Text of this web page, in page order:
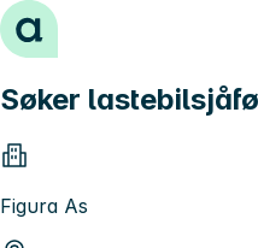
Hopp til innhold
Søker
Figura As